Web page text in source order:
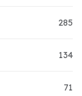
285
134
71